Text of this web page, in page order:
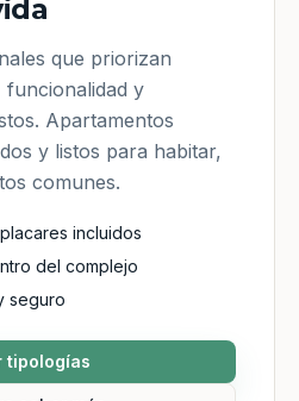
que priorizan
y
Apartamentos
y listos para habitar,
comunes.
incluidos
del complejo
seguro
tipologías